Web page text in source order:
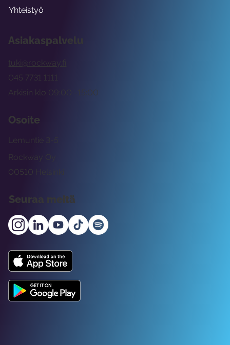
Asiakaspalvelu
tuki@rockway.fi
Arkisin klo 09:00 -15:00
045 7731 1111
Osoite
Rockway Oy
Lemuntie 3-5
00510 Helsinki
Seuraa meitä
Yhteistyö